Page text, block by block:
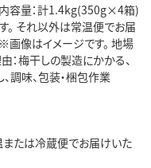
内容量：計1.4kg(350g×4箱)
。 それ以外は常温便でお届
画像はイメージです。 地場
梅干しの製造にかかる、
調味、包装・梱包作業
または冷蔵便でお届けいた